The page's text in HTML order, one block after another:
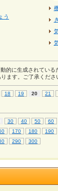
う
的に生成されている
ます。ご了承くださ
18 19 20 21
30 40 50 60
170 180 190
290 300